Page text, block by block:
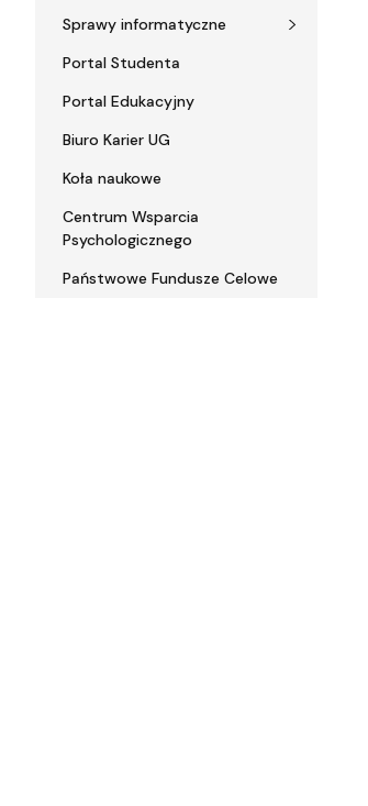
Sprawy informatyczne
Portal Studenta
Portal Edukacyjny
Biuro Karier UG
Koła naukowe
Centrum Wsparcia
Psychologicznego
Państwowe Fundusze Celowe